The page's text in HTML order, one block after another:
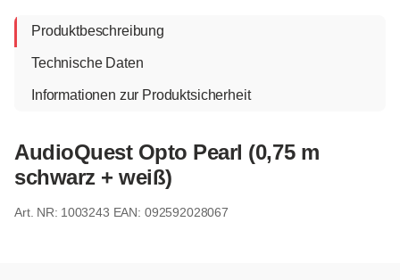
Produktbeschreibung
Technische Daten
Informationen zur Produktsicherheit
AudioQuest Opto Pearl (0,75 m
schwarz + weiß)
1003243 EAN: 092592028067